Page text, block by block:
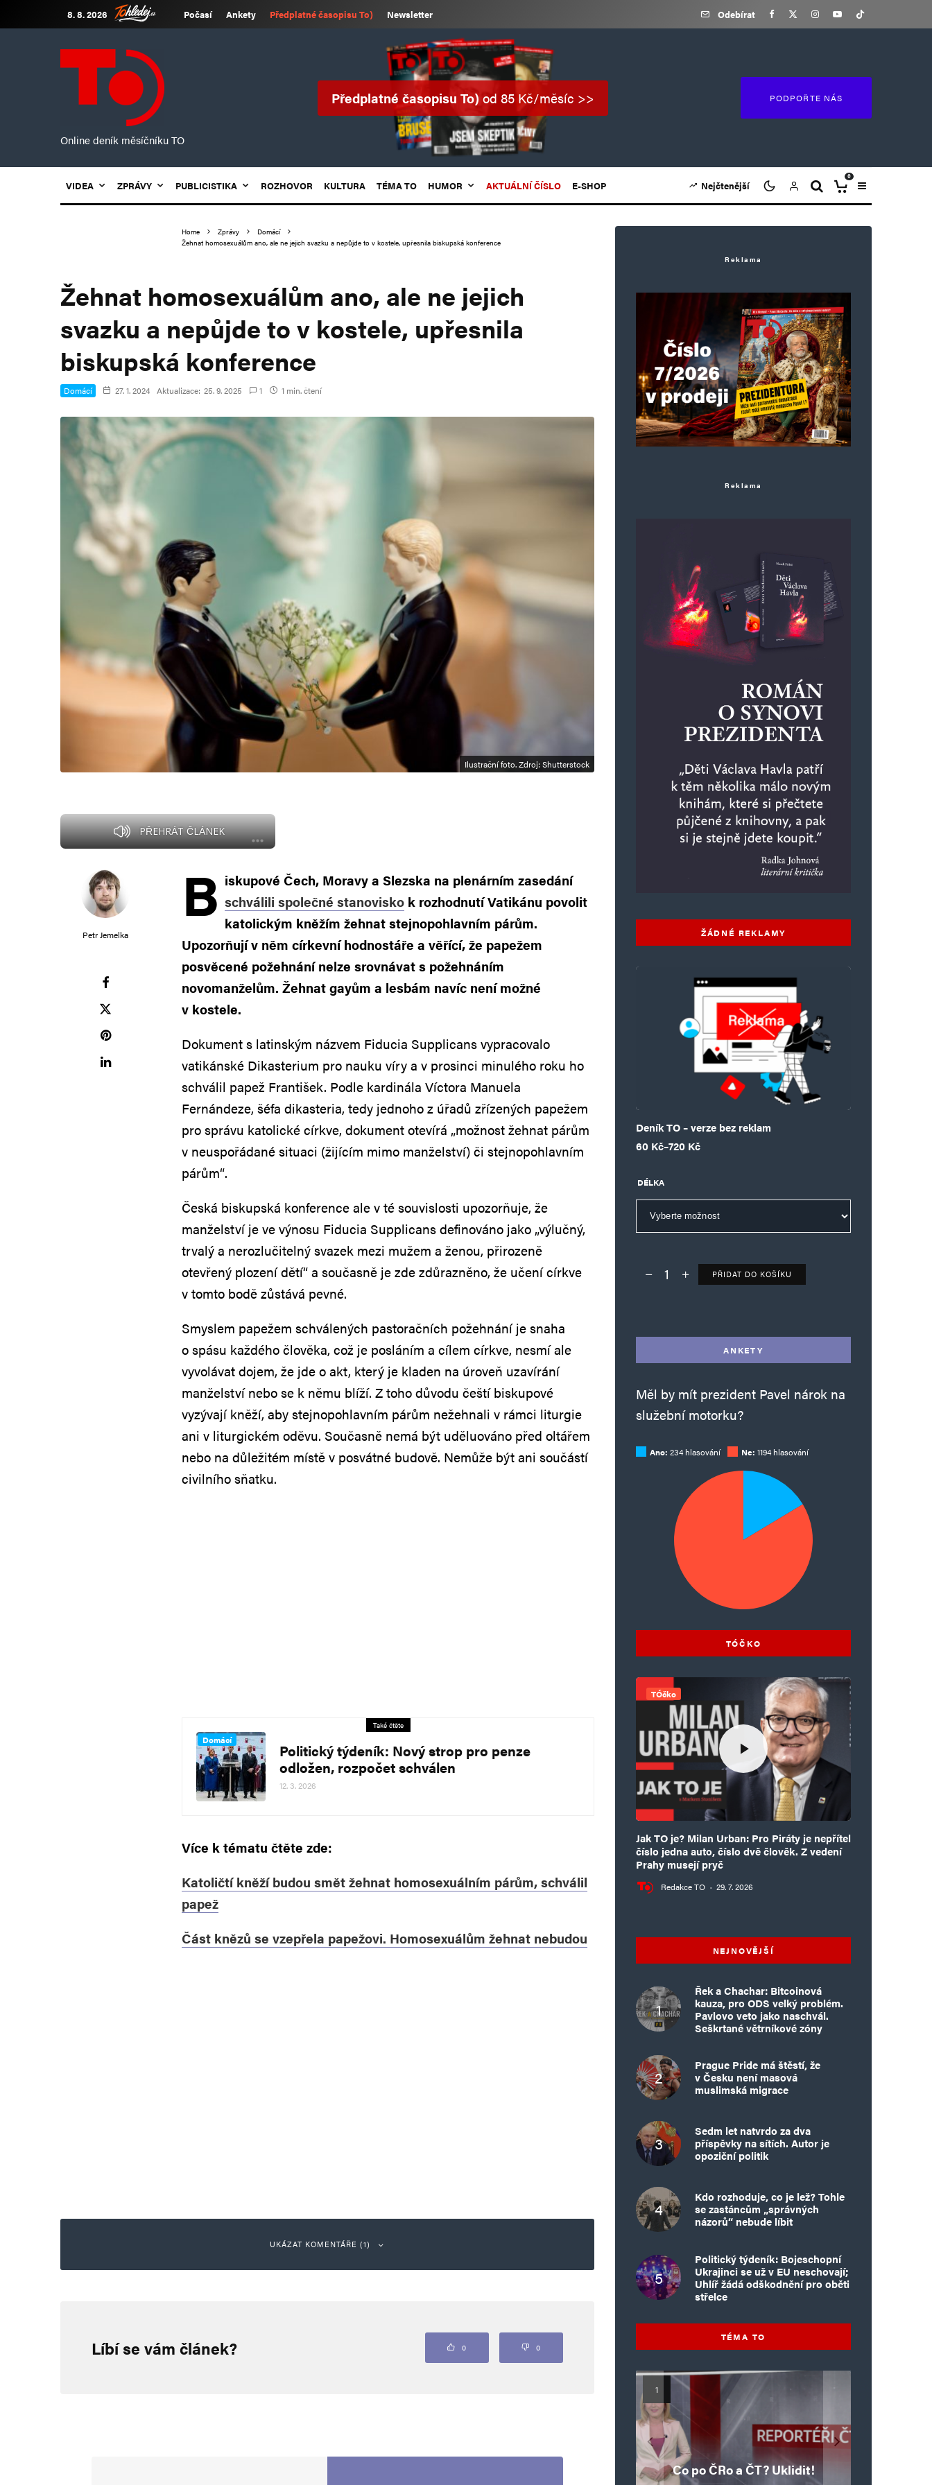
8. 8. 2026 Počasí Ankety Předplatné časopisu To) Newsletter Odebírat
Online deník měsíčníku TO
Předplatné časopisu To)od 85 Kč/měsíc >> PODPOŘTE NÁS
VIDEA ZPRÁVY PUBLICISTIKA ROZHOVOR KULTURA TÉMA TO HUMOR AKTUÁLNÍ ČÍSLO E-SHOP Nejčtenější
0
Home Zprávy
Domácí
Žehnat homosexuálům ano, ale ne jejich svazku a nepůjde to v kostele, upřesnila biskupská konference
Žehnat homosexuálům ano, ale ne jejich
svazku a nepůjde to v kostele, upřesnila
biskupská konference
Domácí 27. 1. 2024 Aktualizace: 25. 9. 2025 1 1 min. čtení
Ilustrační foto. Zdroj: Shutterstock
PŘEHRÁT ČLÁNEK
Petr Jemelka
B iskupové Čech, Moravy a Slezska na plenárním zasedání
schválili společné stanovisko k rozhodnutí Vatikánu povolit
katolickým kněžím žehnat stejnopohlavním párům.
Upozorňují v něm církevní hodnostáře a věřící, že papežem
posvěcené požehnání nelze srovnávat s požehnáním
novomanželům. Žehnat gayům a lesbám navíc není možné
v kostele.
Dokument s latinským názvem Fiducia Supplicans vypracovalo
vatikánské Dikasterium pro nauku víry a v prosinci minulého roku ho
schválil papež František. Podle kardinála Víctora Manuela
Fernándeze, šéfa dikasteria, tedy jednoho z úřadů zřízených papežem
pro správu katolické církve, dokument otevírá „možnost žehnat párům
v neuspořádané situaci (žijícím mimo manželství) či stejnopohlavním
párům“.
Česká biskupská konference ale v té souvislosti upozorňuje, že
manželství je ve výnosu Fiducia Supplicans definováno jako „výlučný,
trvalý a nerozlučitelný svazek mezi mužem a ženou, přirozeně
otevřený plození dětí“ a současně je zde zdůrazněno, že učení církve
v tomto bodě zůstává pevné.
Smyslem papežem schválených pastoračních požehnání je snaha
o spásu každého člověka, což je posláním a cílem církve, nesmí ale
vyvolávat dojem, že jde o akt, který je kladen na úroveň uzavírání
manželství nebo se k němu blíží. Z toho důvodu čeští biskupové
vyzývají kněží, aby stejnopohlavním párům nežehnali v rámci liturgie
ani v liturgickém oděvu. Současně nemá být uděluováno před oltářem
nebo na důležitém místě v posvátné budově. Nemůže být ani součástí
civilního sňatku.
Také čtěte
Domácí
Politický týdeník: Nový strop pro penze
odložen, rozpočet schválen
12. 3. 2026
Více k tématu čtěte zde:
Katoličtí kněží budou smět žehnat homosexuálním párům, schválil
papež
Část knězů se vzepřela papežovi. Homosexuálům žehnat nebudou
UKÁZAT KOMENTÁŘE (1)
Dokud budeme věnovat církvím tak velkou pozornost, nikdy se tohoto břemena
Líbí se vám článek? 0 0
Reklama
Reklama
ŽÁDNÉ REKLAMY
Deník TO – verze bez reklam
60 Kč–720 Kč
Rozpětí cen: 60 Kč až 720 Kč
DÉLKA
Deník TO – verze bez reklam množství
PŘIDAT DO KOŠÍKU
ANKETY
Měl by mít prezident Pavel nárok na
služební motorku?
Ano: 234 hlasování Ne: 1194 hlasování
TÓČKO
TÓčko
Jak TO je? Milan Urban: Pro Piráty je nepřítel
číslo jedna auto, číslo dvě člověk. Z vedení
Prahy musejí pryč
Redakce TO · 29. 7. 2026
NEJNOVĚJŠÍ
Řek a Chachar: Bitcoinová
kauza, pro ODS velký problém.
Pavlovo veto jako naschvál.
Seškrtané větrníkové zóny
Prague Pride má štěstí, že
v Česku není masová
muslimská migrace
Sedm let natvrdo za dva
příspěvky na sítích. Autor je
opoziční politik
Kdo rozhoduje, co je lež? Tohle
se zastáncům „správných
názorů“ nebude líbit
Politický týdeník: Bojeschopní
Ukrajinci se už v EU neschovají;
Uhlíř žádá odškodnění pro oběti
střelce
TÉMA TO
Co po ČRo a ČT? Uklidit!
Islamistický teror v EU,
6. díl: Brutální poprava
85letého katolického
kněze Jacquese Hamela
Islamistický teror v EU,
5. díl: Krvavé oslavy pádu
Bastily v Nice
Mýty o Václavu Klausovi:
Pivo, jazz, hádky,
loajalita i humor. Jakl
boří legendy o bývalém
prezidentovi
Vymíráme a politici lžou:
porodnost nezachrání
dotace, byty ani
zkrácené úvazky
Pim Fortuyn: Muž, který
se nestihl stát
premiérem